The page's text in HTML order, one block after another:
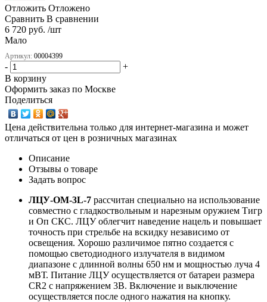
Отложить Отложено
Сравнить В сравнении
6 720 руб. /шт
Мало
Артикул: 00004399
-
+
В корзину
Оформить заказ по Москве
Поделиться
Цена действительна только для интернет-магазина и может
отличаться от цен в розничных магазинах
Описание
Отзывы о товаре
Задать вопрос
ЛЦУ-ОМ-3L-7 рассчитан специально на использование
совместно с гладкоствольным и нарезным оружием Тигр
и Оп СКС. ЛЦУ облегчит наведение нацель и повышает
точность при стрельбе на вскидку независимо от
освещения. Хорошо различимое пятно создается с
помощью светодиодного излучателя в видимом
диапазоне с длинной волны 650 нм и мощностью луча 4
мВТ. Питание ЛЦУ осуществляется от батареи размера
CR2 с напряжением 3В. Включение и выключение
осуществляется после одного нажатия на кнопку.